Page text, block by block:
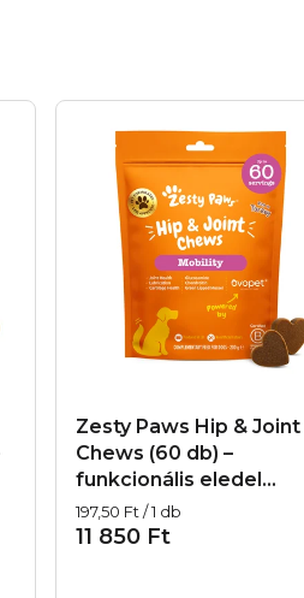
Zesty Paws Hip & Joint
Chews (60 db) –
funkcionális eledel
kutyáknak az ízületek
a mozgékonyság
11 850 Ft
Egységár:
197,50 Ft / 1 db